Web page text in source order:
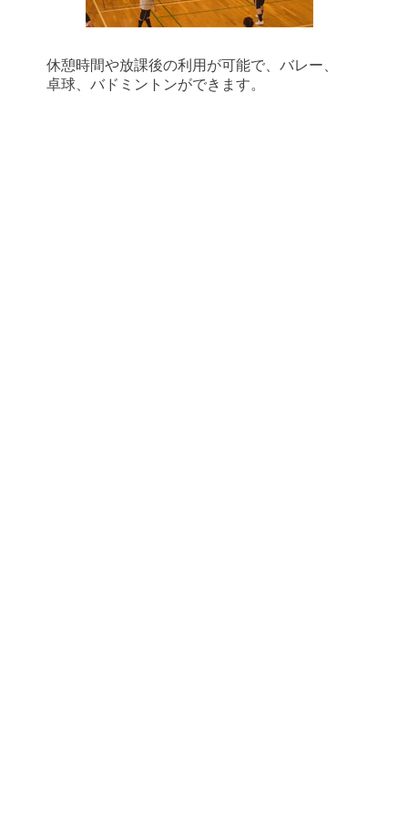
休憩時間や放課後の利用が可能で、バレー、
卓球、バドミントンができます。